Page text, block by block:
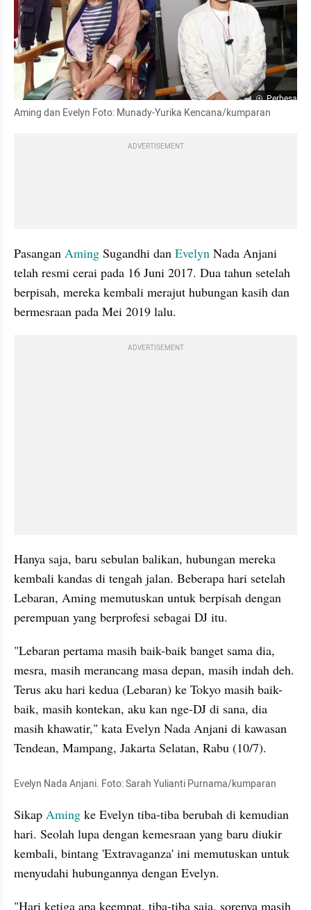
Perbesar
Aming dan Evelyn Foto: Munady-Yurika Kencana/kumparan
ADVERTISEMENT
Pasangan Aming Sugandhi dan Evelyn Nada Anjani
telah resmi cerai pada 16 Juni 2017. Dua tahun setelah
berpisah, mereka kembali merajut hubungan kasih dan
bermesraan pada Mei 2019 lalu.
ADVERTISEMENT
Hanya saja, baru sebulan balikan, hubungan mereka
kembali kandas di tengah jalan. Beberapa hari setelah
Lebaran, Aming memutuskan untuk berpisah dengan
perempuan yang berprofesi sebagai DJ itu.
"Lebaran pertama masih baik-baik banget sama dia,
mesra, masih merancang masa depan, masih indah deh.
Terus aku hari kedua (Lebaran) ke Tokyo masih baik-
baik, masih kontekan, aku kan nge-DJ di sana, dia
masih khawatir," kata Evelyn Nada Anjani di kawasan
Tendean, Mampang, Jakarta Selatan, Rabu (10/7).
Evelyn Nada Anjani. Foto: Sarah Yulianti Purnama/kumparan
Sikap Aming ke Evelyn tiba-tiba berubah di kemudian
hari. Seolah lupa dengan kemesraan yang baru diukir
kembali, bintang 'Extravaganza' ini memutuskan untuk
menyudahi hubungannya dengan Evelyn.
"Hari ketiga apa keempat, tiba-tiba saja, sorenya masih